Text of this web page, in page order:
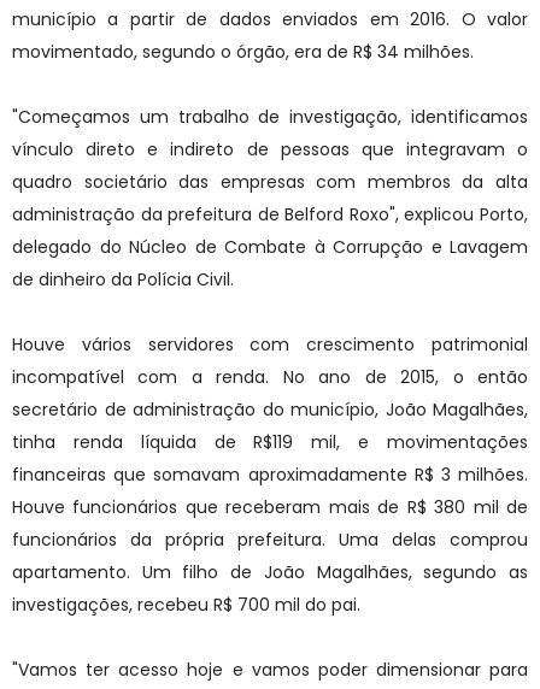
município a partir de dados enviados em 2016. O valor
movimentado, segundo o órgão, era de R$ 34 milhões.
"Começamos um trabalho de investigação, identificamos
vínculo direto e indireto de pessoas que integravam o
quadro societário das empresas com membros da alta
administração da prefeitura de Belford Roxo", explicou Porto,
delegado do Núcleo de Combate à Corrupção e Lavagem
de dinheiro da Polícia Civil.
Houve vários servidores com crescimento patrimonial
incompatível com a renda. No ano de 2015, o então
secretário de administração do município, João Magalhães,
tinha renda líquida de R$119 mil, e movimentações
financeiras que somavam aproximadamente R$ 3 milhões.
Houve funcionários que receberam mais de R$ 380 mil de
funcionários da própria prefeitura. Uma delas comprou
apartamento. Um filho de João Magalhães, segundo as
investigações, recebeu R$ 700 mil do pai.
"Vamos ter acesso hoje e vamos poder dimensionar para